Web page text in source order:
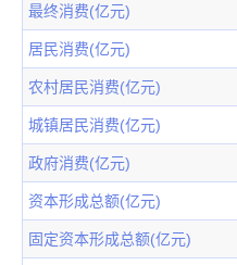
最终消费(亿元)
居民消费(亿元)
农村居民消费(亿元)
城镇居民消费(亿元)
政府消费(亿元)
资本形成总额(亿元)
固定资本形成总额(亿元)